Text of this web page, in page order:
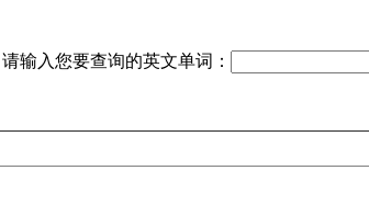
请输入您要查询的英文单词：